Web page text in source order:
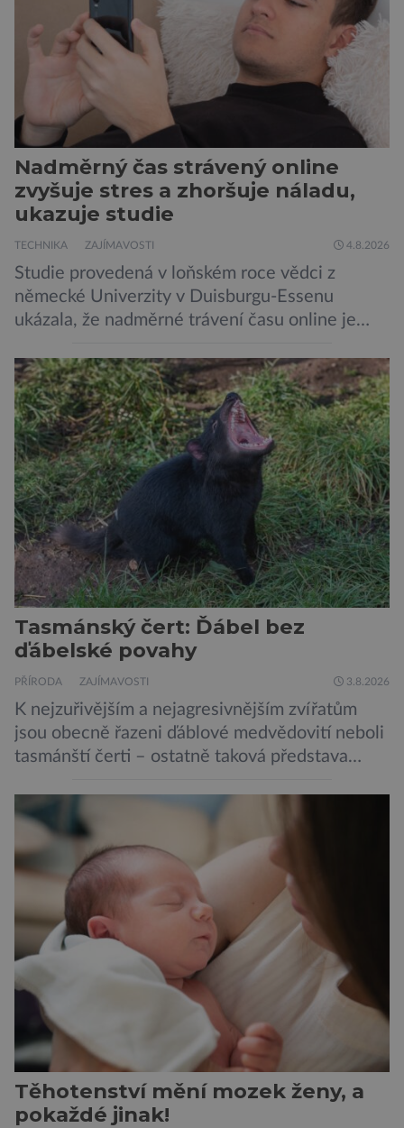
Robertson a zdůrazňuje […]
Nadměrný čas strávený online
zvyšuje stres a zhoršuje náladu,
ukazuje studie
TECHNIKA ZAJÍMAVOSTI 4.8.2026
Studie provedená v loňském roce vědci z
německé Univerzity v Duisburgu-Essenu
ukázala, že nadměrné trávení času online je
vede k zanedbávání dalších aktivit. Zúčastnilo
se jí 900 dospělých Němců, kteří uvedli, že se v
posledním roce alespoň jednou zapojili do hraní
her, sledování pornografie, sledování sociálních
sítí […]
Tasmánský čert: Ďábel bez
ďábelské povahy
PŘÍRODA ZAJÍMAVOSTI 3.8.2026
K nejzuřivějším a nejagresivnějším zvířatům
jsou obecně řazeni ďáblové medvědovití neboli
tasmánští čerti – ostatně taková představa
vačnatci, vyskytující se dnes již výhradně na
ostrově Tasmánie, si však takovou nálepku
vůbec nezaslouží. Fakticky se totiž spíše než o
zákeřné a nebezpečné vzteklouny jedná o
plaché živočichy. Velikostně […]
Těhotenství mění mozek ženy, a
pokaždé jinak!